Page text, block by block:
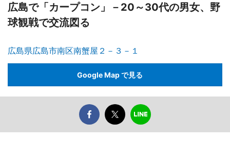
広島で「カープコン」－20～30代の男女、野
球観戦で交流図る
広島県広島市南区南蟹屋２－３－１
Google Map で見る